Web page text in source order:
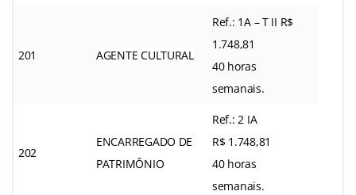
201 AGENTE CULTURAL
Ref.: 1A – T II R$
1.748,81
40 horas
semanais.
202
ENCARREGADO DE
PATRIMÔNIO
Ref.: 2 IA
R$ 1.748,81
40 horas
semanais.